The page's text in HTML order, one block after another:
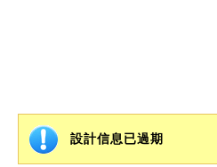
設計信息已過期